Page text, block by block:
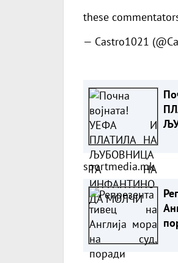
these
— Castro1021
sportmedia.mk